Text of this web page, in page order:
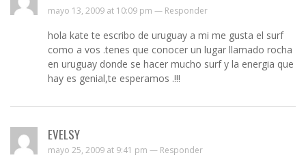
mayo 13, 2009 at 10:09 pm — Responder
hola kate te escribo de uruguay a mi me gusta el surf
como a vos .tenes que conocer un lugar llamado rocha
en uruguay donde se hacer mucho surf y la energia que
hay es genial,te esperamos .!!!
EVELSY
mayo 25, 2009 at 9:41 pm — Responder